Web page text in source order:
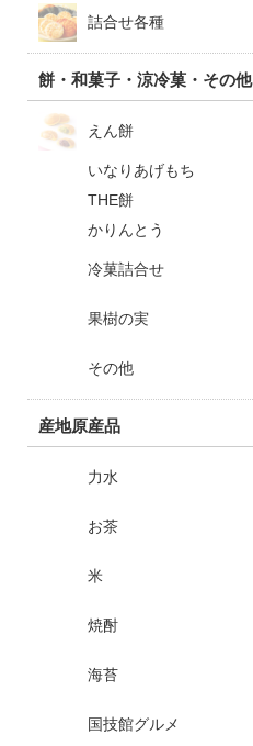
詰合せ各種
餅・和菓子・涼冷菓・その他
えん餅
いなりあげもち
THE餅
かりんとう
冷菓詰合せ
果樹の実
その他
産地原産品
力水
お茶
米
海苔
国技館グルメ